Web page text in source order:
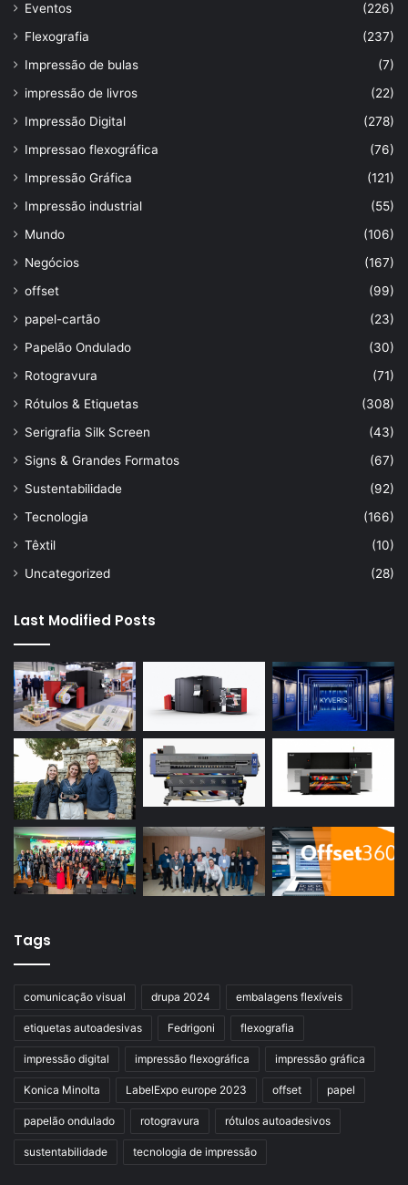
Eventos
(226)
Flexografia
(237)
Impressão de bulas
(7)
impressão de livros
(22)
Impressão Digital
(278)
Impressao flexográfica
(76)
Impressão Gráfica
(121)
Impressão industrial
(55)
Mundo
(106)
Negócios
(167)
offset
(99)
papel-cartão
(23)
Papelão Ondulado
(30)
Rotogravura
(71)
Rótulos & Etiquetas
(308)
Serigrafia Silk Screen
(43)
Signs & Grandes Formatos
(67)
Sustentabilidade
(92)
Tecnologia
(166)
Têxtil
(10)
Uncategorized
(28)
Last Modified Posts
Tags
comunicação visual drupa 2024 embalagens flexíveis
etiquetas autoadesivas Fedrigoni flexografia
impressão digital impressão flexográfica impressão gráfica
Konica Minolta LabelExpo europe 2023 offset papel
papelão ondulado rotogravura rótulos autoadesivos
sustentabilidade tecnologia de impressão